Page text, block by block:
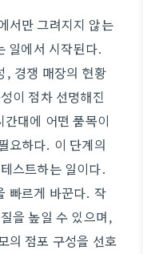
서만 그려지지 않는
일에서 시작된다.
, 경쟁 매장의 현황
이 점차 선명해진
대에 어떤 품목이
요하다. 이 단계의
스트하는 일이다.
빠르게 바꾼다. 작
을 높일 수 있으며,
의 점포 구성을 선호